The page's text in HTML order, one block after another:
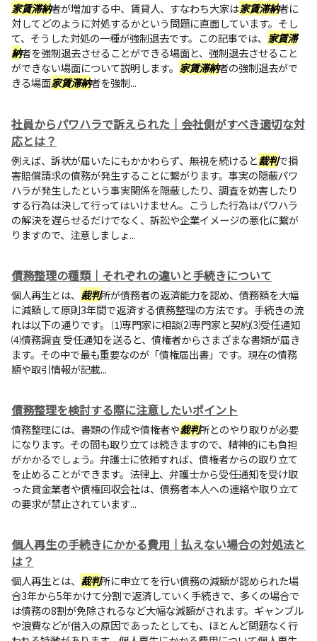
家賃滞納者が増加する中、賃貸人、すなわち大家は家賃滞納者に
対してどのように対処するかという問題に直面しています。そし
て、そうした対処の一種が強制退去です。この記事では、 家賃滞
納者を強制退去させることができる場面と、強制退去させること
ができない場面について説明します。 家賃滞納者の強制退去がで
きる場面家賃滞納者を強制...
社員からパワハラで訴えられた｜会社側がすべき適切な対
応とは？
例えば、訴状が届いたにもかかわらず、無視を続けると裁判で損
害賠償請求の債務が発生することに繋がります。事実の隠蔽パワ
ハラが発生したという事実関係を隠蔽したり、調査を妨害したり
する行為は決して行ってはいけません。こうした行為はパワハラ
の解決を遅らせるだけでなく、訴訟や企業イメージの悪化に繋が
りますので、注意しましょ...
債務整理の種類｜それぞれの違いと手続きについて
個人再生とは、 裁判所が債務者の返済能力を認め、債務額を大幅
に減額して原則3年間で返済する債務整理の方法です。手続きの流
れは以下の通りです。 ⑴専門家に相談⑵専門家と契約⑶受任通知
⑷債務調査 受任通知を送ると、債権者からさまざまな書類が届き
ます。その中で最も重要なのが「債権届出書」です。現在の債務
額や取引情報が記載...
債務整理を検討する際に注意したいポイント
債務整理には、書類の作成や債権者や裁判所とのやり取りが必要
になります。その間も取り立ては続きますので、精神的にも負担
がかかるでしょう。弁護士に依頼すれば、債権者からの取り立て
を止めることができます。法律上、弁護士から受任通知を受け取
った貸金業者や債権回収会社は、債務者本人への連絡や取り立て
の要求が禁止されています...
個人再生の手続きにかかる費用｜払えない場合の対処法と
は？
個人再生とは、 裁判所に申立てを行い債務の減額が認められた場
合3年から5年かけて分割で返済していく手続きで、多くの場合で
は債務の8割が免除されるなど大幅な減額がされます。ギャンブル
や浪費などが借入の原因であったとしても、ほとんど問題なく行